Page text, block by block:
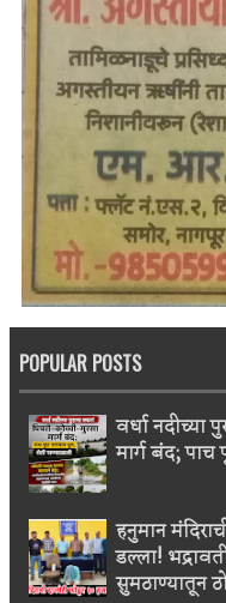
POPULAR POSTS
वर्धा नदीच्या
मार्ग बंद;
हनुमान
डल्ला!
सुमठाण्यातून